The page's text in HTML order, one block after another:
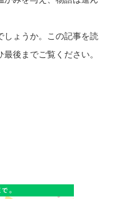
しょうか。この記事を読